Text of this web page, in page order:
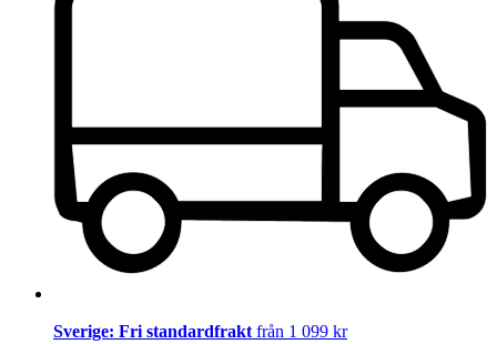
Sverige: Fri standardfrakt från 1 099 kr